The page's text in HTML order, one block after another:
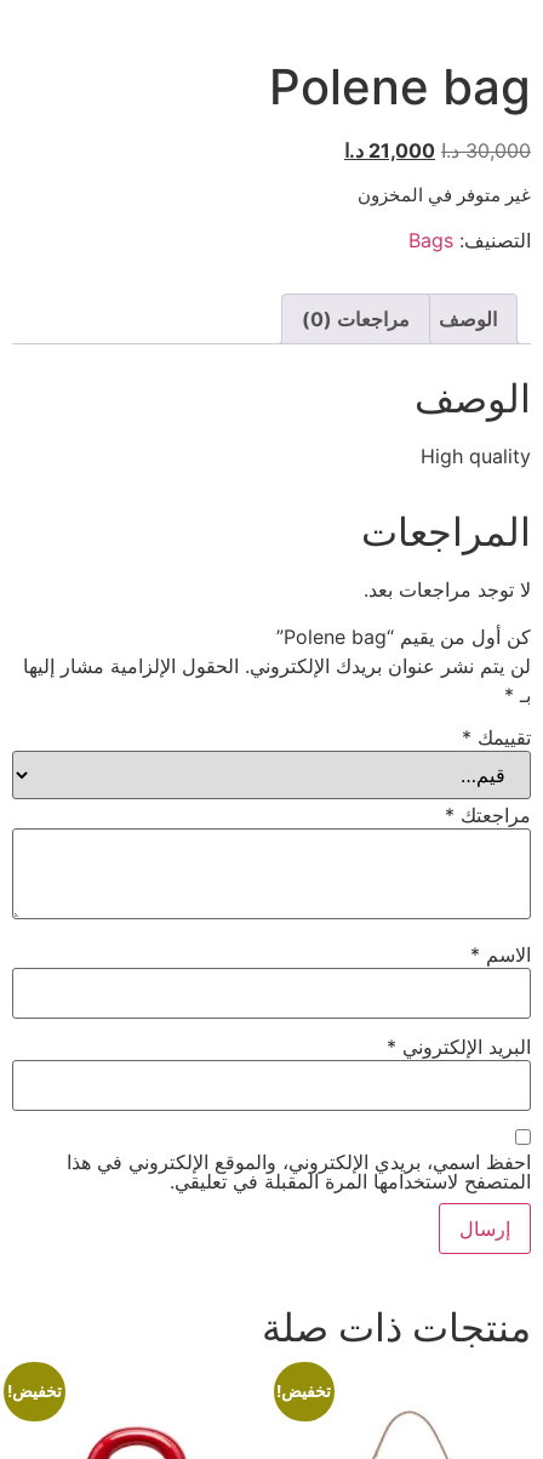
Polene bag
30,000 د.ا 21,000 د.ا
غير متوفر في المخزون
التصنيف: Bags
الوصف مراجعات (0)
الوصف
High quality
المراجعات
لا توجد مراجعات بعد.
كن أول من يقيم “Polene bag”
لن يتم نشر عنوان بريدك الإلكتروني. الحقول الإلزامية مشار إليها
بـ *
تقييمك *
مراجعتك *
الاسم *
البريد الإلكتروني *
احفظ اسمي، بريدي الإلكتروني، والموقع الإلكتروني في هذا
المتصفح لاستخدامها المرة المقبلة في تعليقي.
منتجات ذات صلة
تخفيض! تخفيض!